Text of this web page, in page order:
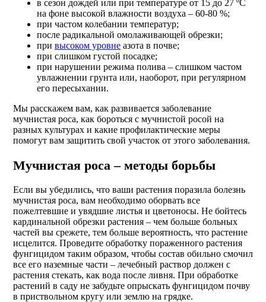
в сезон дождей или при температуре от 15 до 27 ºC
на фоне высокой влажности воздуха – 60-80 %;
при частом колебании температур;
после радикальной омолаживающей обрезки;
при высоком уровне азота в почве;
при слишком густой посадке;
при нарушении режима полива – слишком частом
увлажнении грунта или, наоборот, при регулярном
его пересыхании.
Мы расскажем вам, как развивается заболевание
мучнистая роса, как бороться с мучнистой росой на
разных культурах и какие профилактические меры
помогут вам защитить свой участок от этого заболевания.
Мучнистая роса – методы борьбы
Если вы убедились, что ваши растения поразила болезнь
мучнистая роса, вам необходимо оборвать все
пожелтевшие и увядшие листья и цветоносы. Не бойтесь
кардинальной обрезки растения – чем больше больных
частей вы срежете, тем больше вероятность, что растение
исцелится. Проведите обработку пораженного растения
фунгицидом таким образом, чтобы состав обильно смочил
все его наземные части – лечебный раствор должен с
растения стекать, как вода после ливня. При обработке
растений в саду не забудьте опрыскать фунгицидом почву
в приствольном кругу или землю на грядке.